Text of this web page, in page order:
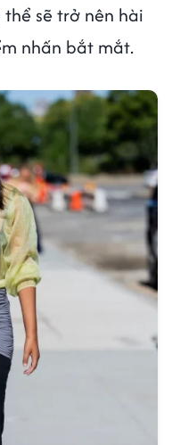
sẽ trở nên hài
nhấn bắt mắt.